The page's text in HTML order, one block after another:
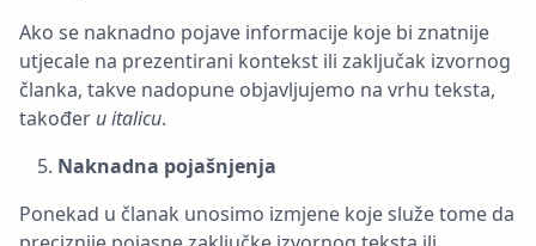
Ako se naknadno pojave informacije koje bi znatnije
utjecale na prezentirani kontekst ili zaključak izvornog
članka, takve nadopune objavljujemo na vrhu teksta,
također u italicu.
Naknadna pojašnjenja
Ponekad u članak unosimo izmjene koje služe tome da